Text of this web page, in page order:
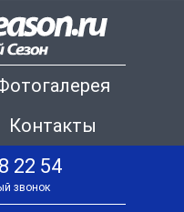
Контакты
22 54
звонок